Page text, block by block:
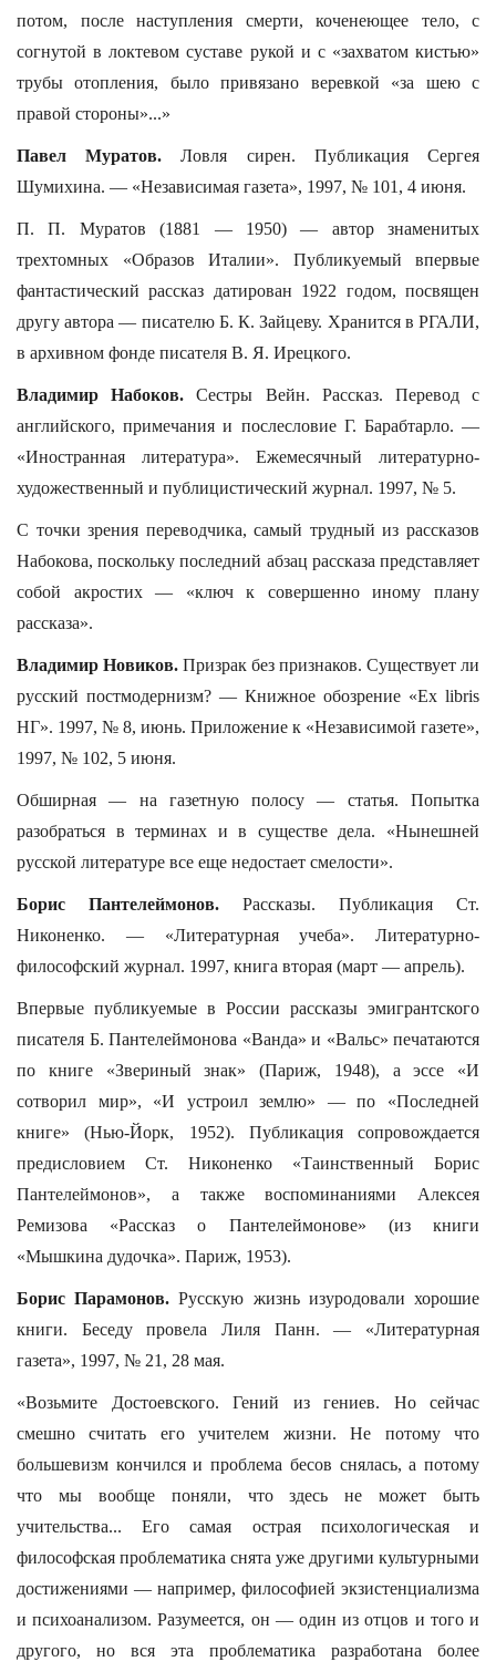
потом, после наступления смерти, коченеющее тело, с
согнутой в локтевом суставе рукой и с «захватом кистью»
трубы отопления, было привязано веревкой «за шею с
правой стороны»...»
Павел Муратов.Ловля сирен. Публикация Сергея
Шумихина. — «Независимая газета», 1997, № 101, 4 июня.
П. П. Муратов (1881 — 1950) — автор знаменитых
трехтомных «Образов Италии». Публикуемый впервые
фантастический рассказ датирован 1922 годом, посвящен
другу автора — писателю Б. К. Зайцеву. Хранится в РГАЛИ,
в архивном фонде писателя В. Я. Ирецкого.
Владимир Набоков. Сестры Вейн. Рассказ. Перевод с
английского, примечания и послесловие Г. Барабтарло. —
«Иностранная литература». Ежемесячный литературно-
художественный и публицистический журнал. 1997, № 5.
С точки зрения переводчика, самый трудный из рассказов
Набокова, поскольку последний абзац рассказа представляет
собой акростих — «ключ к совершенно иному плану
рассказа».
Владимир Новиков. Призрак без признаков. Существует ли
русский постмодернизм? — Книжное обозрение «Ex libris
НГ». 1997, № 8, июнь. Приложение к «Независимой газете»,
1997, № 102, 5 июня.
Обширная — на газетную полосу — статья. Попытка
разобраться в терминах и в существе дела. «Нынешней
русской литературе все еще недостает смелости».
Борис Пантелеймонов. Рассказы. Публикация Ст.
Никоненко. — «Литературная учеба». Литературно-
философский журнал. 1997, книга вторая (март — апрель).
Впервые публикуемые в России рассказы эмигрантского
писателя Б. Пантелеймонова «Ванда» и «Вальс» печатаются
по книге «Звериный знак» (Париж, 1948), а эссе «И
сотворил мир», «И устроил землю» — по «Последней
книге» (Нью-Йорк, 1952). Публикация сопровождается
предисловием Ст. Никоненко «Таинственный Борис
Пантелеймонов», а также воспоминаниями Алексея
Ремизова «Рассказ о Пантелеймонове» (из книги
«Мышкина дудочка». Париж, 1953).
Борис Парамонов. Русскую жизнь изуродовали хорошие
книги. Беседу провела Лиля Панн. — «Литературная
газета», 1997, № 21, 28 мая.
«Возьмите Достоевского. Гений из гениев. Но сейчас
смешно считать его учителем жизни. Не потому что
большевизм кончился и проблема бесов снялась, а потому
что мы вообще поняли, что здесь не может быть
учительства... Его самая острая психологическая и
философская проблематика снята уже другими культурными
достижениями — например, философией экзистенциализма
и психоанализом. Разумеется, он — один из отцов и того и
другого, но вся эта проблематика разработана более